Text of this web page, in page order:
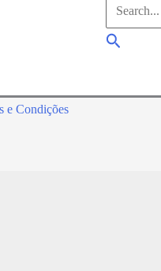
por:
Pesquisar
e Condições